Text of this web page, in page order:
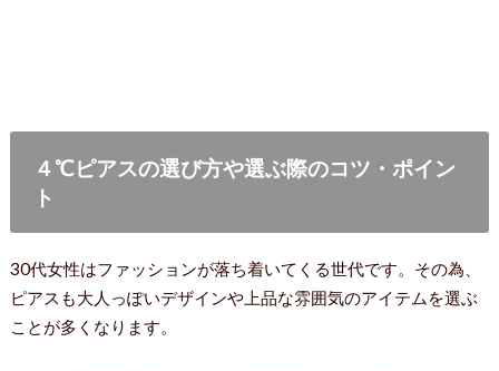
４℃ピアスの選び方や選ぶ際のコツ・ポイン
ト
30代女性はファッションが落ち着いてくる世代です。その為、
ピアスも大人っぽいデザインや上品な雰囲気のアイテムを選ぶ
ことが多くなります。